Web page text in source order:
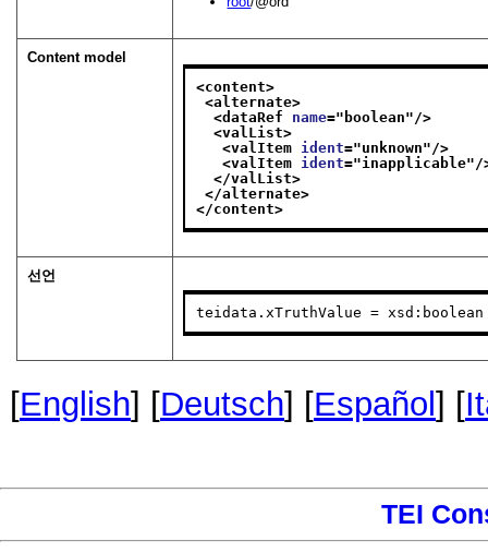
Content model
<content>
<alternate>
<dataRef name=" boolean"/>
<valList>
<valItem ident="unknown"/>
<valItem ident="inapplicable"/
</valList>
</alternate>
</content>
선언
teidata.xTruthValue =
[English] [Deutsch] [Español ] [
TEI